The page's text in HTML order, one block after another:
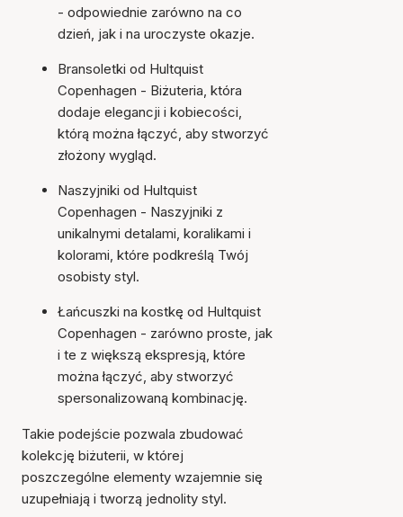
- odpowiednie zarówno na co
dzień, jak i na uroczyste okazje.
Bransoletki od Hultquist
Copenhagen - Biżuteria, która
dodaje elegancji i kobiecości,
którą można łączyć, aby stworzyć
złożony wygląd.
Naszyjniki od Hultquist
Copenhagen - Naszyjniki z
unikalnymi detalami, koralikami i
kolorami, które podkreślą Twój
osobisty styl.
Łańcuszki na kostkę od Hultquist
Copenhagen - zarówno proste, jak
i te z większą ekspresją, które
można łączyć, aby stworzyć
spersonalizowaną kombinację.
Takie podejście pozwala zbudować
kolekcję biżuterii, w której
poszczególne elementy wzajemnie się
uzupełniają i tworzą jednolity styl.